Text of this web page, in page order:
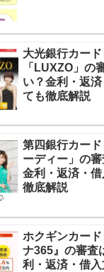
大光銀行カー
「LUXZO」の
い？金利・返
ても徹底解説
第四銀行カー
ーディー」の
金利・返済・
徹底解説
ホクギンカー
ナ365』の審査
利・返済・借